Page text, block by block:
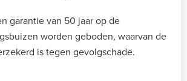
garantie van 50 jaar op de
worden geboden, waarvan de
is tegen gevolgschade.